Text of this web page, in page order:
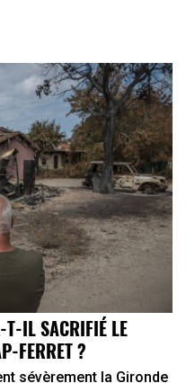
T-IL SACRIFIÉ LE
FERRET ?
sévèrement la Gironde